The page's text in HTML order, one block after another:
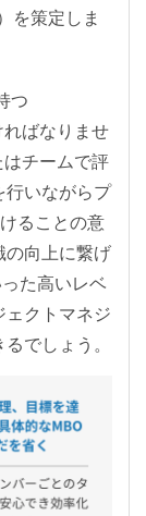
を策定しま
つ
ればなりませ
チームで評
行いながらプ
ることの意
の向上に繋げ
た高いレベ
クトマネジ
でしょう。